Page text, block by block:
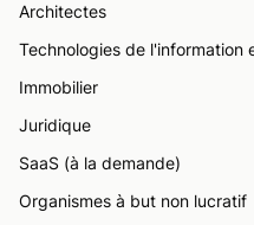
Architectes
Technologies de l'information
Immobilier
Juridique
SaaS (à la demande)
Organismes à but non lucratif